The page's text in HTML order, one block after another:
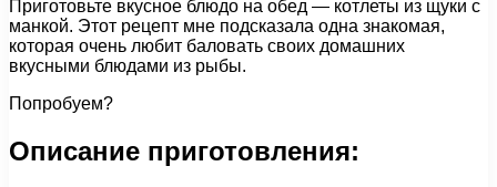
Приготовьте вкусное блюдо на обед — котлеты из щуки с
манкой. Этот рецепт мне подсказала одна знакомая,
которая очень любит баловать своих домашних
вкусными блюдами из рыбы.
Попробуем?
Описание приготовления: